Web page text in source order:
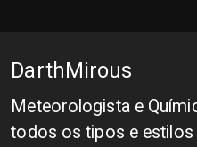
DarthMirous
Meteorologista e
todos os tipos e estilos